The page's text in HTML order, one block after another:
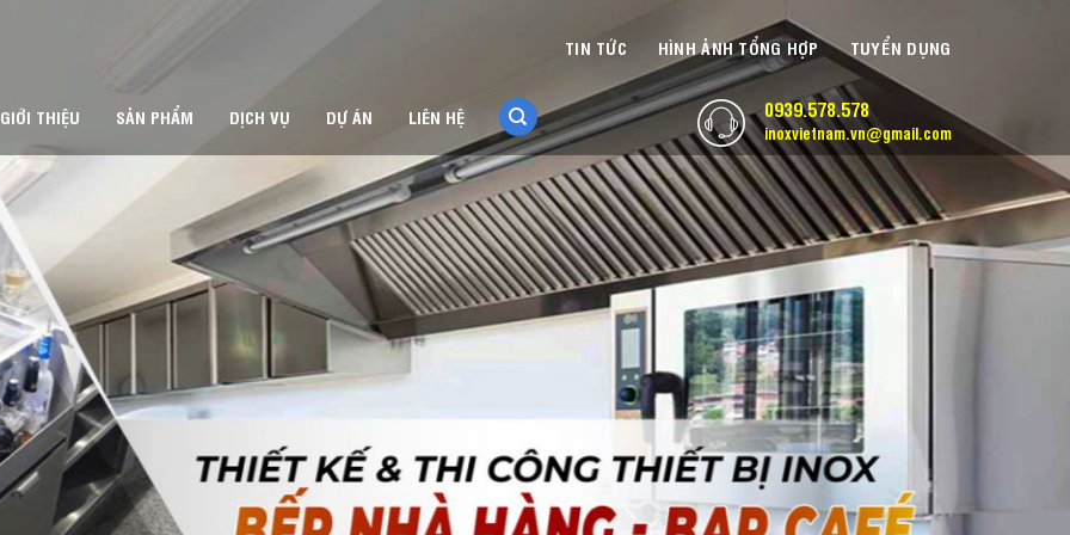
GIỚI THIỆU SẢN PHẨM DỊCH VỤ DỰ ÁN LIÊN HỆ 0939.578.578
inoxvietnam.vn@gmail.com
TIN TỨC HÌNH ẢNH TỔNG HỢP TUYỂN DỤNG